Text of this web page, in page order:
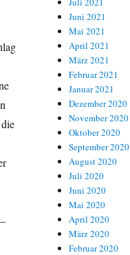
Juni 2021
Mai 2021
April 2021
März 2021
Februar 2021
Januar 2021
Dezember 2020
November 2020
Oktober 2020
September 2020
August 2020
Juli 2020
Juni 2020
Mai 2020
April 2020
März 2020
Februar 2020